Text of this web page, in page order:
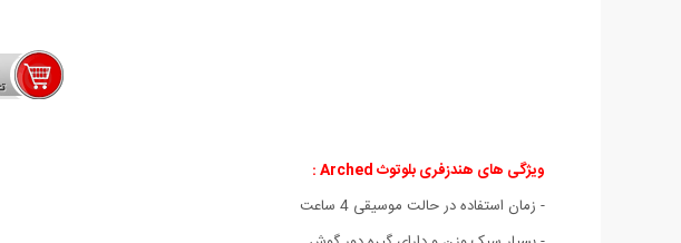
ویژگی های هندزفری بلوتوث Arched :
- زمان استفاده در حالت موسیقی 4 ساعت